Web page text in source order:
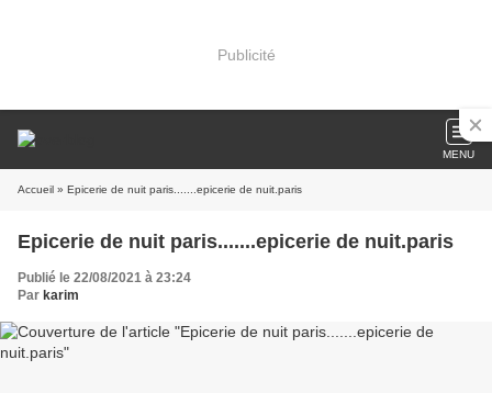
Publicité
MENU
Accueil » Epicerie de nuit paris.......epicerie de nuit.paris
Epicerie de nuit paris.......epicerie de nuit.paris
Publié le 22/08/2021 à 23:24
Par karim